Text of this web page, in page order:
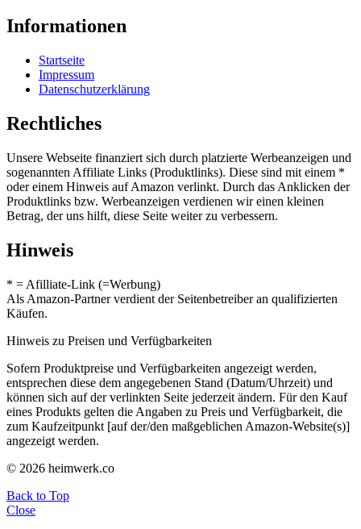
Informationen
Startseite
Impressum
Datenschutzerklärung
Rechtliches
Unsere Webseite finanziert sich durch platzierte Werbeanzeigen und
sogenannten Affiliate Links (Produktlinks). Diese sind mit einem *
oder einem Hinweis auf Amazon verlinkt. Durch das Anklicken der
Produktlinks bzw. Werbeanzeigen verdienen wir einen kleinen
Betrag, der uns hilft, diese Seite weiter zu verbessern.
Hinweis
* = Afilliate-Link (=Werbung)
Als Amazon-Partner verdient der Seitenbetreiber an qualifizierten
Käufen.
Hinweis zu Preisen und Verfügbarkeiten
Sofern Produktpreise und Verfügbarkeiten angezeigt werden,
entsprechen diese dem angegebenen Stand (Datum/Uhrzeit) und
können sich auf der verlinkten Seite jederzeit ändern. Für den Kauf
eines Produkts gelten die Angaben zu Preis und Verfügbarkeit, die
zum Kaufzeitpunkt [auf der/den maßgeblichen Amazon-Website(s)]
angezeigt werden.
© 2026 heimwerk.co
Back to Top
Close